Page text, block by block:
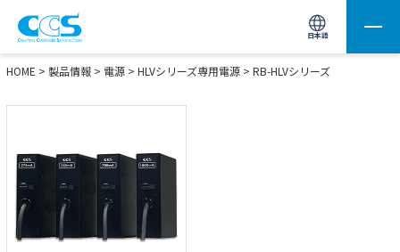
日本語
画像処理用の製品検索 サイト内検索(Enterで実行)
HOME > 製品情報 > 電源 > HLVシリーズ専用電源 > RB-HLVシリーズ